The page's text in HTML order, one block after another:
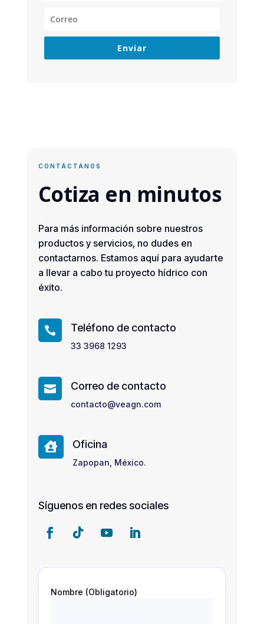
Enviar
CONTÁCTANOS
Cotiza en minutos
Para más información sobre nuestros
productos y servicios, no dudes en
contactarnos. Estamos aquí para ayudarte
a llevar a cabo tu proyecto hídrico con
éxito.
 Teléfono de contacto
33 3968 1293
 Correo de contacto
contacto@veagn.com
 Oficina
Zapopan, México.
Síguenos en redes sociales
Nombre (Obligatorio)